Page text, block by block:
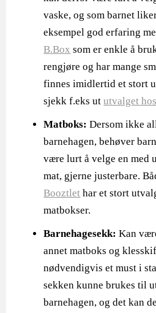
vaske, og som barnet
eksempel god erfaring
B.Box som er enkle å
rengjøre og har mange
finnes imidlertid et stort
sjekk f.eks ututvalget
Matboks:Dersom ikke
barnehagen, behøver
være lurt å velge en
mat, gjerne justerbare.
Booztlet har et stort
matbokser.
Barnehagesekk:Kan
annet matboks og
nødvendigvis et must i
sekken kunne brukes til
barnehagen, og det kan